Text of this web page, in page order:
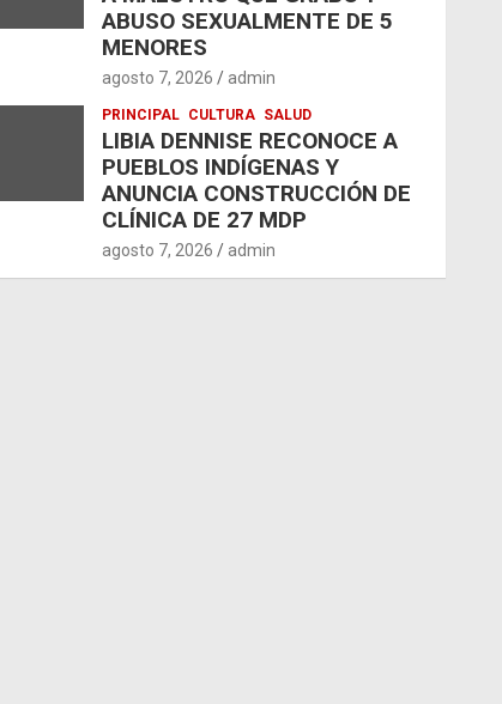
ABUSO SEXUALMENTE DE 5
MENORES
agosto 7, 2026 admin
PRINCIPAL CULTURA SALUD
LIBIA DENNISE RECONOCE A
PUEBLOS INDÍGENAS Y
ANUNCIA CONSTRUCCIÓN DE
CLÍNICA DE 27 MDP
agosto 7, 2026 admin